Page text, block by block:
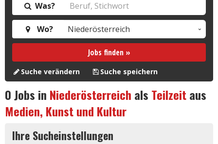
Was?
Wo?
Jobs finden »
Suche verändern Suche speichern
0Jobs in Niederösterreich als Teilzeitaus
Medien, Kunst und Kultur
Ihre Sucheinstellungen